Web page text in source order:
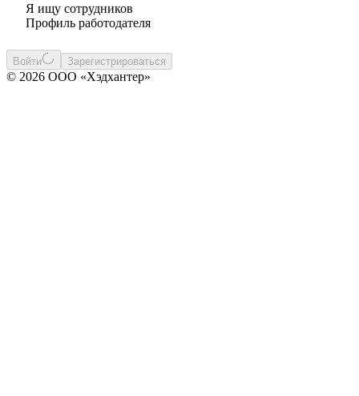
Я ищу сотрудников
Профиль работодателя
Войти Зарегистрироваться
© 2026 ООО «Хэдхантер»